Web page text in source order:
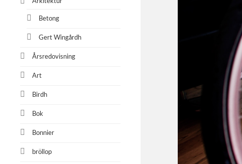
Betong
Gert Wingårdh
Årsredovisning
Art
Birdh
Bok
Bonnier
bröllop